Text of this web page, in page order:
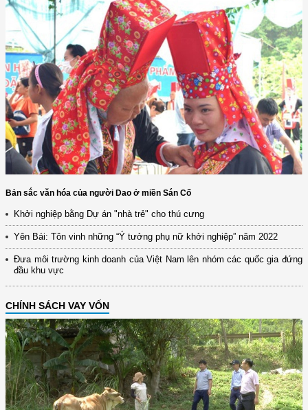
Bản sắc văn hóa của người Dao ở miền Sán Cố
Khởi nghiệp bằng Dự án "nhà trẻ" cho thú cưng
Yên Bái: Tôn vinh những “Ý tưởng phụ nữ khởi nghiệp” năm 2022
Đưa môi trường kinh doanh của Việt Nam lên nhóm các quốc gia đứng
đầu khu vực
CHÍNH SÁCH VAY VỐN